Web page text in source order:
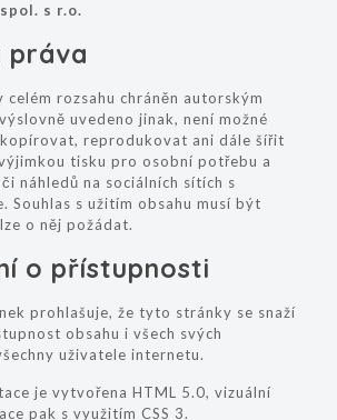
s r.o.
práva
celém rozsahu chráněn autorským
uvedeno jinak, není možné
reprodukovat ani dále šířit
tisku pro osobní potřebu a
náhledů na sociálních sítích s
Souhlas s užitím obsahu musí být
o něj požádat.
o přístupnosti
prohlašuje, že tyto stránky se snaží
obsahu i všech svých
uživatele internetu.
je vytvořena HTML 5.0, vizuální
pak s využitím CSS 3.